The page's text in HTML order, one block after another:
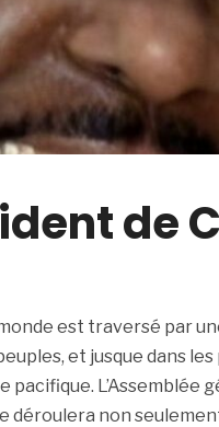
de
est traversé par
et jusque dans
L’Assemblée
déroulera non